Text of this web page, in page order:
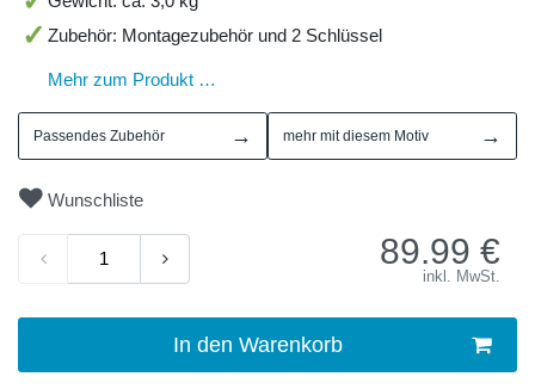
Zubehör: Montagezubehör und 2 Schlüssel
Mehr zum Produkt …
Passendes Zubehör → mehr mit diesem Motiv →
Wunschliste
89.99 €
inkl. MwSt.
In den Warenkorb